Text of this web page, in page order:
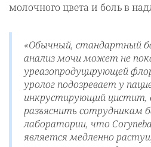
молочного цвета и боль в
«Обычный, стандартный
анализ мочи может не
уреазопродуцирующей
уролог подозревает у
инкрустирующий цистит,
разъяснить сотрудникам
лаборатории, что
является медленно